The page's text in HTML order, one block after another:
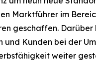
Marktführer im
geschaffen.
und Kunden bei der
weiter